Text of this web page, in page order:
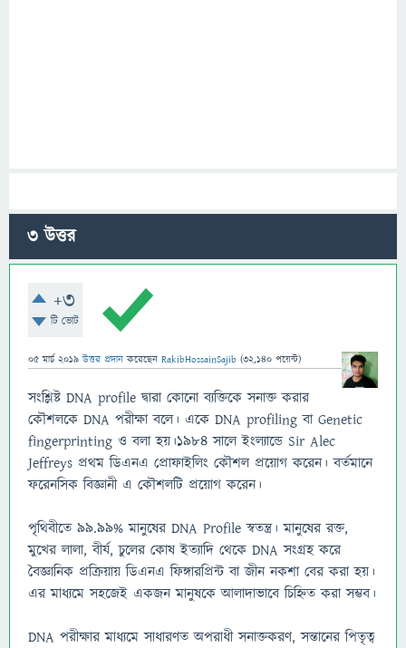
3উত্তর
+3
টি ভোট
05 মার্চ 2019 উত্তর প্রদান করেছেন RakibHossainSajib (32,140 পয়েন্ট)
সংশ্লিষ্ট DNA profile দ্বারা কোনো ব্যক্তিকে সনাক্ত করার
কৌশলকে DNA পরীক্ষা বলে। একে DNA profiling বা Genetic
fingerprinting ও বলা হয়।১৯৮৪ সালে ইংল্যান্ডে Sir Alec
Jeffreys প্রথম ডিএনএ প্রোফাইলিং কৌশল প্রয়োগ করেন। বর্তমানে
ফরেনসিক বিজ্ঞানী এ কৌশলটি প্রয়োগ করেন।
পৃথিবীতে ৯৯.৯৯% মানুষের DNA Profile স্বতন্ত্র। মানুষের রক্ত,
মুখের লালা, বীর্য, চুলের কোষ ইত্যাদি থেকে DNA সংগ্রহ করে
বৈজ্ঞানিক প্রক্রিয়ায় ডিএনএ ফিঙ্গারপ্রিন্ট বা জীন নকশা বের করা হয়।
এর মাধ্যমে সহজেই একজন মানুষকে আলাদাভাবে চিহ্নিত করা সম্ভব।
DNA পরীক্ষার মাধ্যমে সাধারণত অপরাধী সনাক্তকরণ, সন্তানের পিতৃত্ব